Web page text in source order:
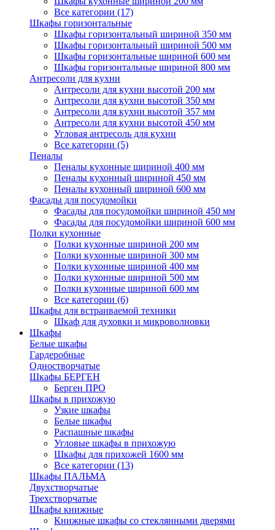
Все категории (17)
Шкафы горизонтальные
Шкафы горизонтальный шириной 350 мм
Шкафы горизонтальный шириной 500 мм
Шкафы горизонтальные шириной 600 мм
Шкафы горизонтальные шириной 800 мм
Антресоли для кухни
Антресоли для кухни высотой 200 мм
Антресоли для кухни высотой 350 мм
Антресоли для кухни высотой 357 мм
Антресоли для кухни высотой 450 мм
Угловая антресоль для кухни
Все категории (5)
Пеналы
Пеналы кухонные шириной 400 мм
Пеналы кухонный шириной 450 мм
Пеналы кухонный шириной 600 мм
Фасады для посудомойки
Фасады для посудомойки шириной 450 мм
Фасады для посудомойки шириной 600 мм
Полки кухонные
Полки кухонные шириной 200 мм
Полки кухонные шириной 300 мм
Полки кухонные шириной 400 мм
Полки кухонные шириной 500 мм
Полки кухонные шириной 600 мм
Все категории (6)
Шкафы для встраиваемой техники
Шкаф для духовки и микроволновки
Шкафы
Белые шкафы
Гардеробные
Одностворчатые
Шкафы БЕРГЕН
Берген ПРО
Шкафы в прихожую
Узкие шкафы
Белые шкафы
Распашные шкафы
Угловые шкафы в прихожую
Шкафы для прихожей 1600 мм
Все категории (13)
Шкафы ПАЛЬМА
Двухстворчатые
Трехстворчатые
Шкафы книжные
Книжные шкафы со стеклянными дверями